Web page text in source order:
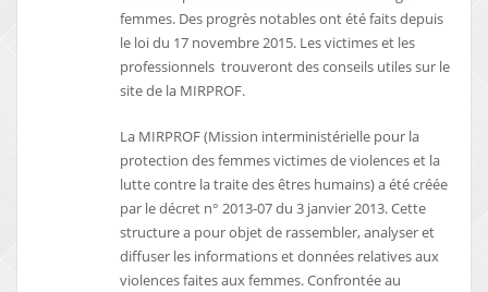
femmes. Des progrès notables ont été faits depuis
le loi du 17 novembre 2015. Les victimes et les
professionnels trouveront des conseils utiles sur le
site de la MIRPROF.
La MIRPROF (Mission interministérielle pour la
protection des femmes victimes de violences et la
lutte contre la traite des êtres humains) a été créée
par le décret n° 2013-07 du 3 janvier 2013. Cette
structure a pour objet de rassembler, analyser et
diffuser les informations et données relatives aux
violences faites aux femmes. Confrontée au